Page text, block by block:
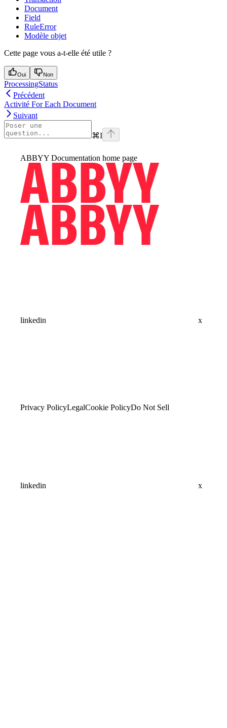
Document
Field
RuleError
Modèle objet
Cette page vous a-t-elle été utile ?
Oui Non
ProcessingStatus
Précédent
Activité For Each Document
Suivant
⌘I
ABBYY Documentation home page
linkedin x
Privacy PolicyLegalCookie PolicyDo Not Sell
linkedin x